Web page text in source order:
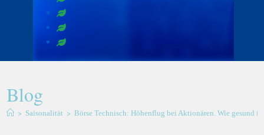
Blog
> Saisonalität > Börse Technisch: Höhenflug bei Aktionären. Wie gesund